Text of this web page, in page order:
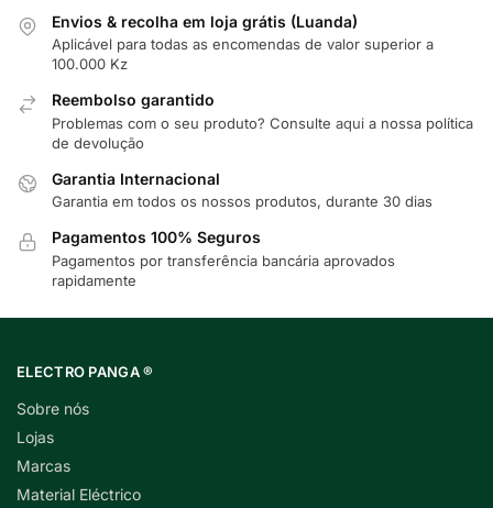
Envios & recolha em loja grátis (Luanda)
Aplicável para todas as encomendas de valor superior a
100.000 Kz
Reembolso garantido
Problemas com o seu produto? Consulte aqui a nossa política
de devolução
Garantia Internacional
Garantia em todos os nossos produtos, durante 30 dias
Pagamentos 100% Seguros
Pagamentos por transferência bancária aprovados
rapidamente
ELECTRO PANGA ®
Sobre nós
Lojas
Marcas
Material Eléctrico